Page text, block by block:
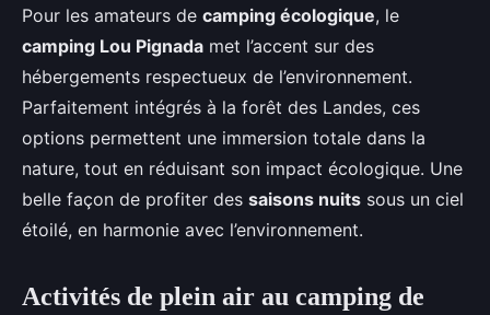
Pour les amateurs de camping écologique, le
camping Lou Pignada met l’accent sur des
hébergements respectueux de l’environnement.
Parfaitement intégrés à la forêt des Landes, ces
options permettent une immersion totale dans la
nature, tout en réduisant son impact écologique. Une
belle façon de profiter des saisons nuits sous un ciel
étoilé, en harmonie avec l’environnement.
Activités de plein air au camping de